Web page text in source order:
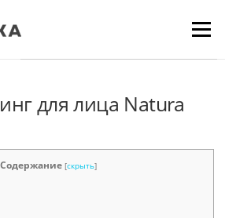
Menu
для лица Natura
Содержание [скрыть]
Для любых предложений по